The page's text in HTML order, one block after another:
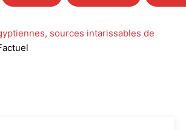
sources intarissables de